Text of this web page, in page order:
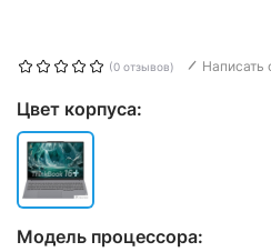
(0 отзывов) Написать
Цвет корпуса:
Модель процессора: